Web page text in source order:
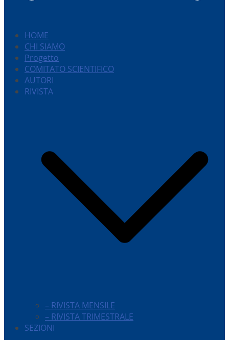
HOME
CHI SIAMO
Progetto
COMITATO SCIENTIFICO
AUTORI
RIVISTA
– RIVISTA MENSILE
– RIVISTA TRIMESTRALE
SEZIONI